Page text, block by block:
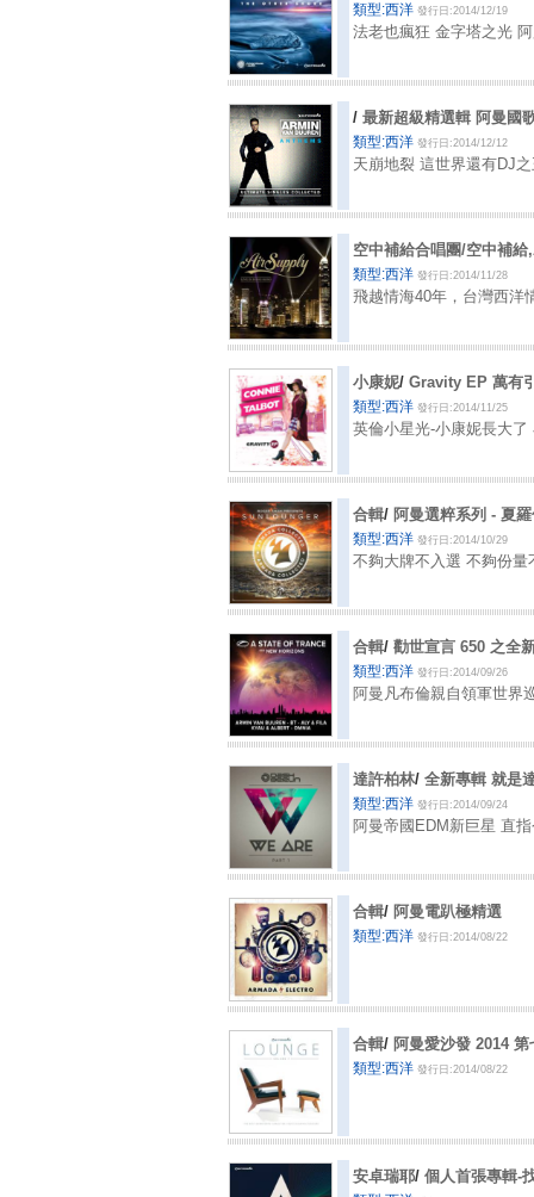
類型:西洋 發行日:2014/12/19
法老也瘋狂 金字塔之光
/最新超級精選輯 阿曼國
類型:西洋 發行日:2014/12/12
天崩地裂 這世界還有DJ
空中補給合唱團/空中補
類型:西洋 發行日:2014/11/28
飛越情海40年，台灣西洋
小康妮/Gravity EP 萬有
類型:西洋 發行日:2014/11/25
英倫小星光-小康妮長大
合輯/ 阿曼選粹系列 - 夏
類型:西洋 發行日:2014/10/29
不夠大牌不入選 不夠份
合輯/勸世宣言 650 之全
類型:西洋 發行日:2014/09/26
阿曼凡布倫親自領軍世界
達許柏林/全新專輯 就是
類型:西洋 發行日:2014/09/24
阿曼帝國EDM新巨星 直
合輯/ 阿曼電趴極精選
類型:西洋 發行日:2014/08/22
合輯/ 阿曼愛沙發 2014 第
類型:西洋 發行日:2014/08/22
安卓瑞耶/個人首張專輯-